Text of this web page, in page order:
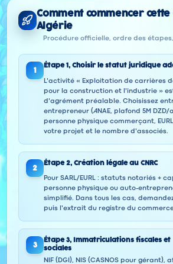
Comment commencer
Algérie
Procédure officielle, ordre des
1
Étape 1, Choisir le statut juridique
L'activité « Exploitation de carrières
pour la construction et l'industrie »
d'agrément préalable. Choisissez
entrepreneur (ANAE, plafond 5M DZD/
personne physique commerçant, EURL
votre projet et le nombre d'associés.
2
Étape 2, Création légale au CNRC
Pour SARL/EURL : statuts notariés +
personne physique ou auto-
simplifié. Dans tous les cas,
puis l'extrait du registre du
3
Étape 3,
Immatriculations fiscales et
sociales
NIF (DGI), NIS (CASNOS pour gérant),